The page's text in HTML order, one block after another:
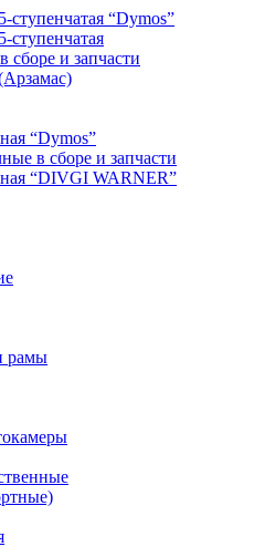
ступенчатая “Dymos”
ступенчатая
сборе и запчасти
“Dymos”
в сборе и запчасти
“DIVGI WARNER”
рамы